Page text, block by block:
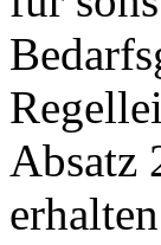
Absatz